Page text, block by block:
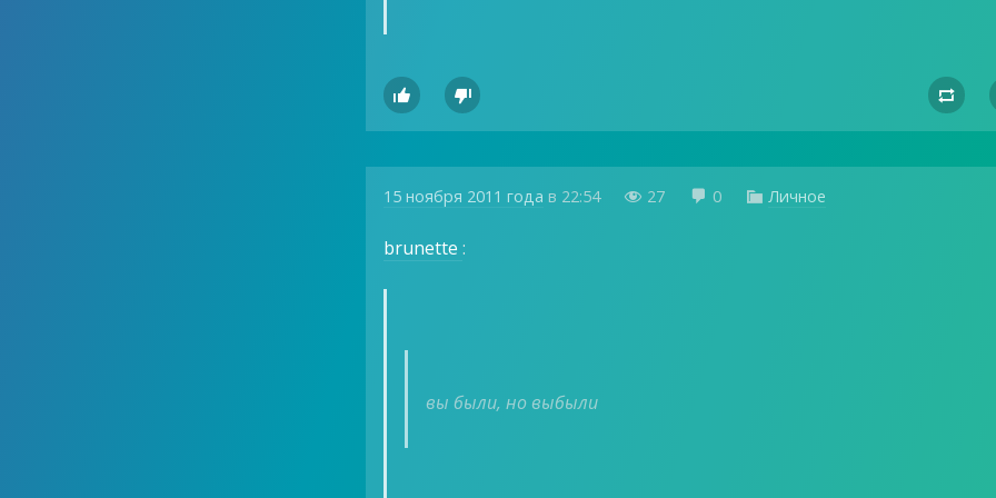
  
15 ноября 2011 года в 22:54  27  0  Личное
brunette:
вы были, но выбыли